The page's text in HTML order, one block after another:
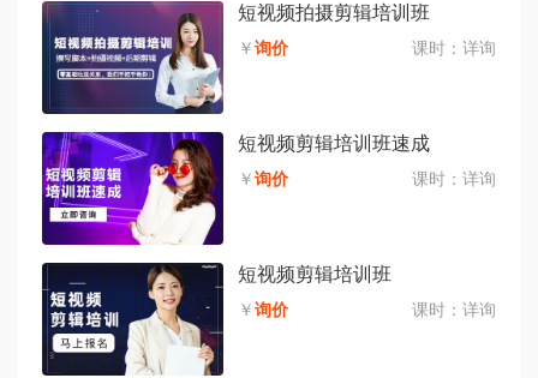
短视频拍摄剪辑培训班
￥询价 课时： 详询
短视频剪辑培训班速成
￥询价 课时： 详询
短视频剪辑培训班
￥询价 课时： 详询